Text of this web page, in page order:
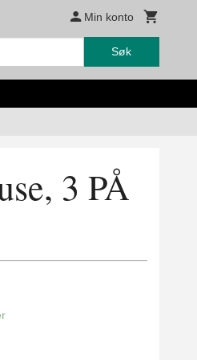
Min konto
Søk
3 PÅ